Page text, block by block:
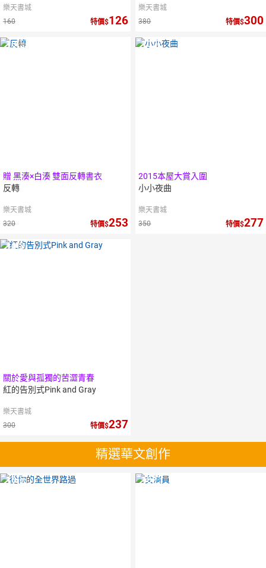
樂天書城
160
特價 126
樂天書城
380
特價 300
10倍
贈 黑湊×白湊 雙面反轉書衣
反轉
樂天書城
320
特價 253
10倍
2015本屋大賞入圍
小小夜曲
樂天書城
350
特價 277
10倍
關於愛與孤獨的苦澀青春
紅的告別式Pink and Gray
樂天書城
300
特價 237
精選華文創作
10倍
10倍